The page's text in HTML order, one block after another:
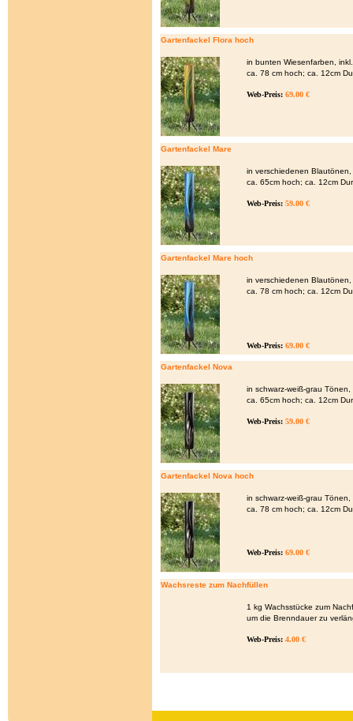
Gartenfackel Flora hoch
in bunten Wiesenfarben,
ca. 78 cm hoch; ca. 12cm
Web-Preis: 69.00 €
Gartenfackel Mare
in verschiedenen
ca. 65cm hoch; ca. 12cm
Web-Preis: 59.00 €
Gartenfackel Mare hoch
in verschiedenen
ca. 78 cm hoch; ca. 12cm
Web-Preis: 69.00 €
Gartenfackel Nova
in schwarz-weiß-grau
ca. 65cm hoch; ca. 12cm
Web-Preis: 59.00 €
Gartenfackel Nova hoch
in schwarz-weiß-grau
ca. 78 cm hoch; ca. 12cm
Web-Preis: 69.00 €
Wachsreste zum Nachfüllen
1 kg Wachsstücke zum
um die Brenndauer zu
Web-Preis: 4.00 €